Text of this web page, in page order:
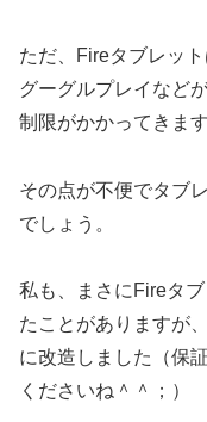
ただ、Fireタブレッ
グーグルプレイなど
制限がかかってきます
その点が不便でタブ
でしょう。
私も、まさにFireタ
たことがありますが
に改造しました（保
くださいね＾＾；）